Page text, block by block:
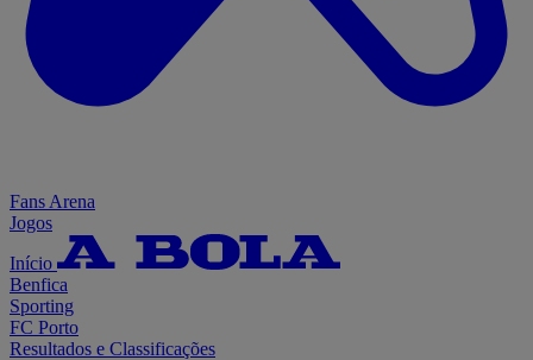
Fans Arena
Jogos
Início
Benfica
Sporting
FC Porto
Resultados e Classificações